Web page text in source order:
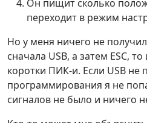
Он пищит сколько
переходит в режим
Но у меня ничего не
сначала USB, а затем ESC,
коротки ПИК-и. Если USB
программирования я не
сигналов не было и ничего